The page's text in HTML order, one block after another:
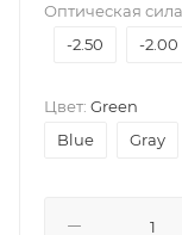
Оптическая
-2.50 -2.00
Цвет: Green
Blue
Gray